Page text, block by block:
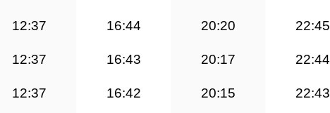
12:37 16:44 20:20 22:45
12:37 16:43 20:17 22:44
12:37 16:42 20:15 22:43